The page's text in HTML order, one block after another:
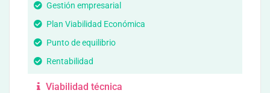
Gestión empresarial
Plan Viabilidad Económica
Punto de equilibrio
Rentabilidad
Viabilidad técnica